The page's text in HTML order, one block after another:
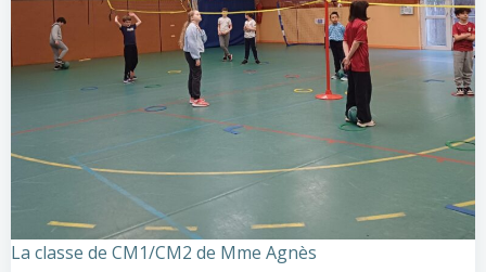
La classe de CM1/CM2 de Mme Agnès